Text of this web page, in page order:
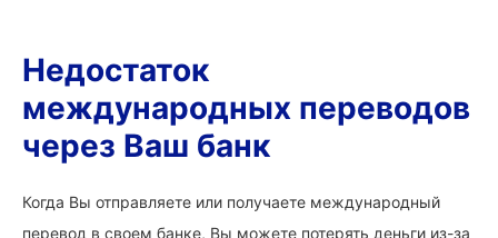
Недостаток
международных переводов
через Ваш банк
Когда Вы отправляете или получаете международный
перевод в своем банке, Вы можете потерять деньги из-за